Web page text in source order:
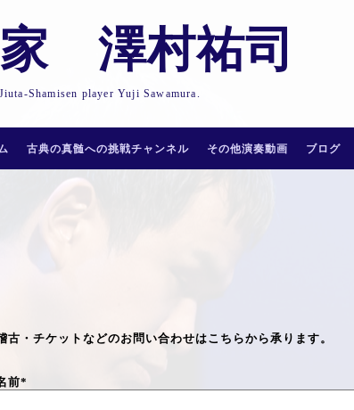
家 澤村祐司
Shamisen player Yuji Sawamura.
古典の真髄への挑戦チャンネル その他演奏動画 ブログ
古・チケットなどのお問い合わせはこちらから承ります。
前*